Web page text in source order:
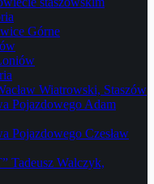
Górne
Wiatrowski, Staszów
Pojazdowego Adam
Pojazdowego Czesław
Tadeusz Walczyk,